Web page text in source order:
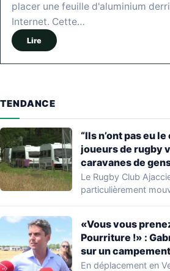
placer une feuille d'aluminium
Internet. Cette…
Lire
TENDANCE
“Ils n’ont pas eu
joueurs de rugby
caravanes de
s’installer dans
délogent en moins
Le Rugby Club
particulièrement
«Vous vous
Pourriture !» :
sur un
du voyage
En déplacement en